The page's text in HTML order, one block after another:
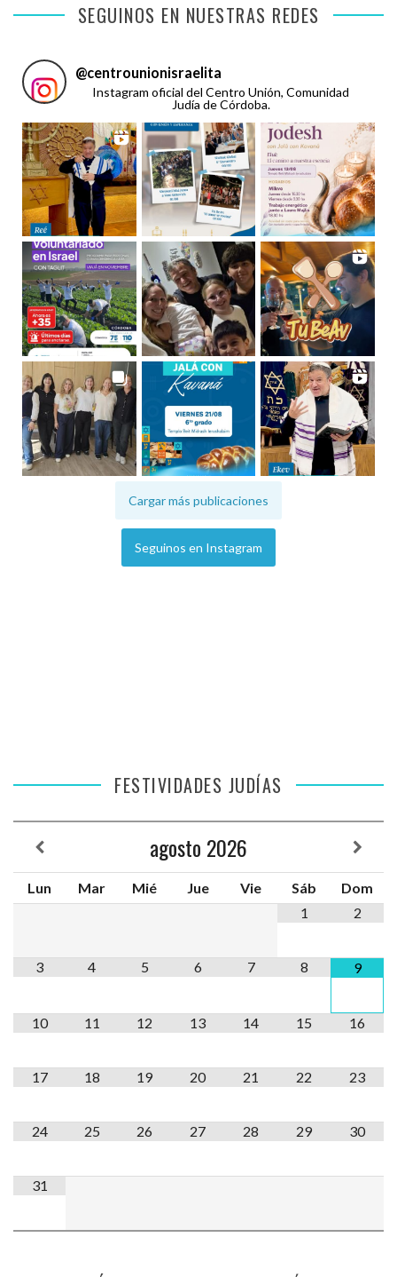
SEGUINOS EN NUESTRAS REDES
@centrounionisraelita
Instagram oficial del Centro Unión, Comunidad
Judía de Córdoba.
Cargar más publicaciones
Seguinos en Instagram
FESTIVIDADES JUDÍAS
agosto 2026
Lun Mar Mié Jue Vie Sáb
Dom
1
2
3 4 5 6 7 8 9
10 11 12 13 14 15 16
17 18 19 20 21 22 23
24 25 26 27 28 29 30
31